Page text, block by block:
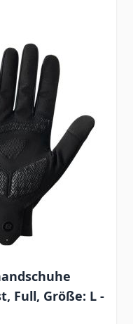
Full, Größe: L -